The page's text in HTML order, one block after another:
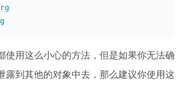
使用这么小心的方法，但是如果你无法确
露到其他的对象中去，那么建议你使用这